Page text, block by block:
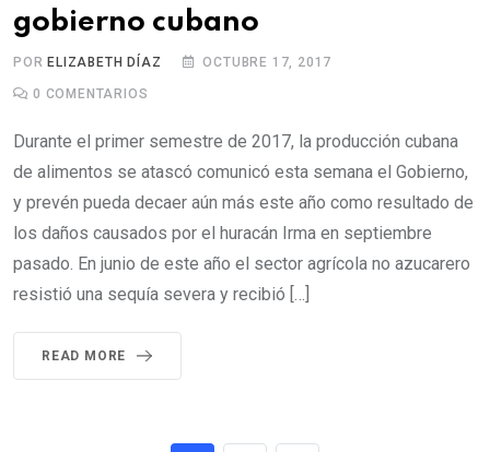
gobierno cubano
POR ELIZABETH DÍAZ OCTUBRE 17, 2017
0 COMENTARIOS
Durante el primer semestre de 2017, la producción cubana
de alimentos se atascó comunicó esta semana el Gobierno,
y prevén pueda decaer aún más este año como resultado de
los daños causados por el huracán Irma en septiembre
pasado. En junio de este año el sector agrícola no azucarero
resistió una sequía severa y recibió […]
READ MORE